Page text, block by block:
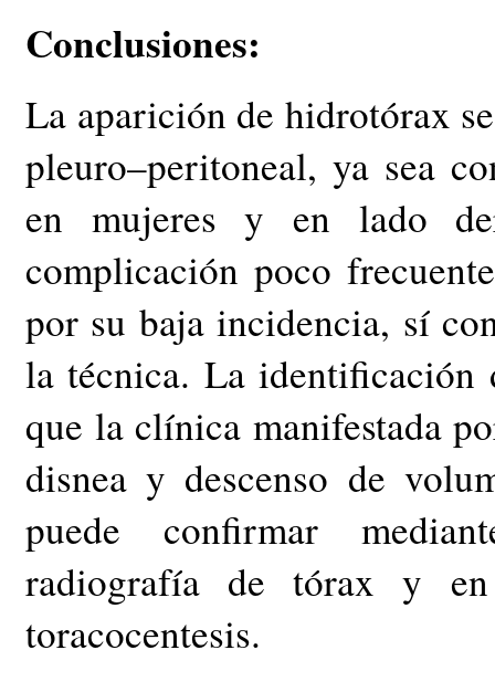
Conclusiones:
La aparición de hidrotórax
pleuro–peritoneal, ya sea
en mujeres y en lado
complicación poco
por su baja incidencia, sí
la técnica. La identificación
que la clínica manifestada
disnea y descenso de
puede confirmar
radiografía de tórax y en
toracocentesis.